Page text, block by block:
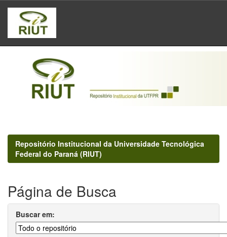
Skip
navigation
Repositório Institucional da Universidade Tecnológica
Federal do Paraná (RIUT)
Página de Busca
Buscar em: